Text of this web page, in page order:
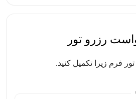
رزرو تور
فرم زیرا تکمیل کنید.